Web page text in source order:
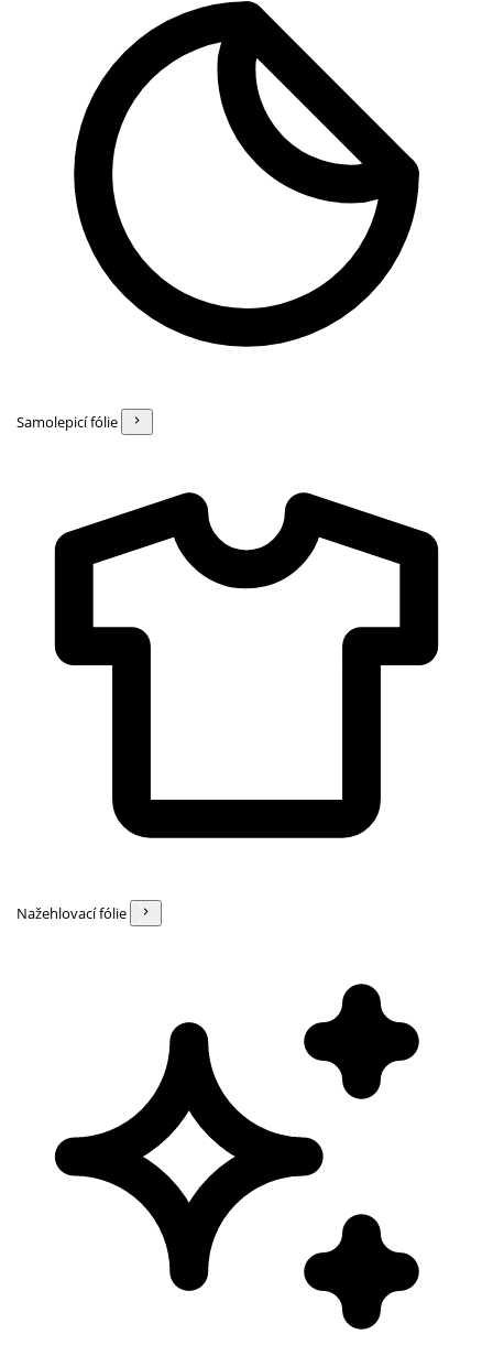
Samolepicí fólie
Nažehlovací fólie